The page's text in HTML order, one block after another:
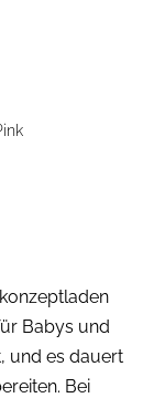
Babys und
und es dauert
Bei